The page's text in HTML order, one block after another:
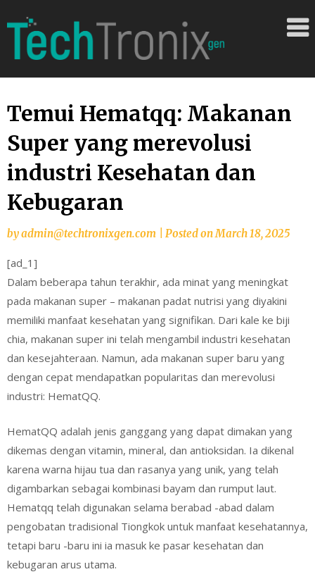
to
content
Bermain
Terbaik
untuk
Pemain
Temui Hematqq: Makanan
Super yang merevolusi
industri Kesehatan dan
Kebugaran
byadmin@techtronixgen.com Posted onMarch 18, 2025
[ad_1]
Dalam beberapa tahun terakhir, ada minat yang meningkat
pada makanan super – makanan padat nutrisi yang diyakini
memiliki manfaat kesehatan yang signifikan. Dari kale ke biji
chia, makanan super ini telah mengambil industri kesehatan
dan kesejahteraan. Namun, ada makanan super baru yang
dengan cepat mendapatkan popularitas dan merevolusi
industri: HematQQ.
HematQQ adalah jenis ganggang yang dapat dimakan yang
dikemas dengan vitamin, mineral, dan antioksidan. Ia dikenal
karena warna hijau tua dan rasanya yang unik, yang telah
digambarkan sebagai kombinasi bayam dan rumput laut.
Hematqq telah digunakan selama berabad -abad dalam
pengobatan tradisional Tiongkok untuk manfaat kesehatannya,
tetapi baru -baru ini ia masuk ke pasar kesehatan dan
kebugaran arus utama.